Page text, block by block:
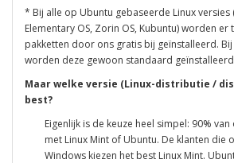
* Bij alle op Ubuntu gebaseerde Linux versies
Elementary OS, Zorin OS, Kubuntu) worden
pakketten door ons gratis bij geïnstalleerd.
worden deze gewoon standaard
Maar welke versie (Linux-distributie /
best?
Eigenlijk is de keuze heel simpel: 90%
met Linux Mint of Ubuntu. De klanten die
Windows kiezen het best Linux Mint.